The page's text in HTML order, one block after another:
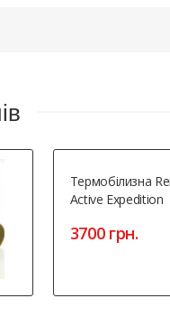
Термобілизна
Active Expedition
3700 грн.